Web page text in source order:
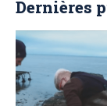
Dernières